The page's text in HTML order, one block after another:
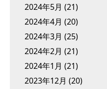
2024年5月 (21)
2024年4月 (20)
2024年3月 (25)
2024年2月 (21)
2024年1月 (21)
2023年12月 (20)